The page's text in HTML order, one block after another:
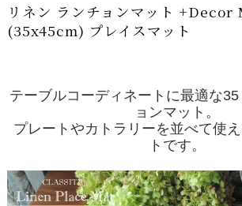
リネン ランチョンマット +Decor
(35x45cm) プレイスマット
テーブルコーディネートに最適な
ョンマット。
プレートやカトラリーを並べて使
トです。